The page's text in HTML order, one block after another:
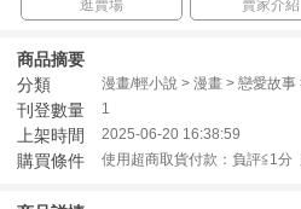
逛賣場
賣家介紹
商品摘要
分類
漫畫/輕小說 > 漫畫 > 戀愛故事
刊登數量 1
上架時間 2025-06-20 16:38:59
購買條件 使用超商取貨付款：負評≦1